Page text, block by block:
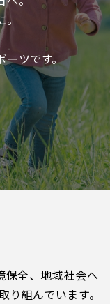
ーツです。
保全、地域社会へ
組んでいます。